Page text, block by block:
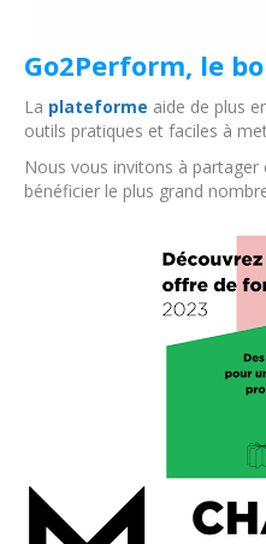
Go2Perform, le
La plateforme aide de plus
outils pratiques et faciles à
Nous vous invitons à
bénéficier le plus grand